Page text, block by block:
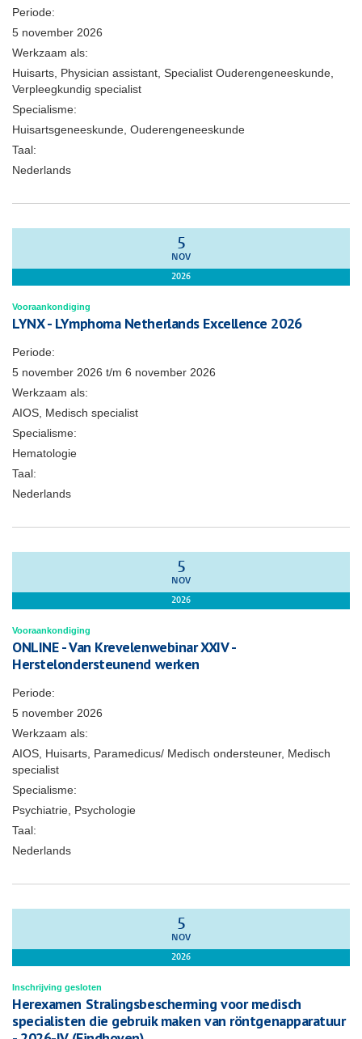
Periode:
5 november 2026
Werkzaam als:
Huisarts, Physician assistant, Specialist Ouderengeneeskunde,
Verpleegkundig specialist
Specialisme:
Huisartsgeneeskunde, Ouderengeneeskunde
Taal:
Nederlands
5
NOV
2026
Vooraankondiging
LYNX - LYmphoma Netherlands Excellence 2026
Periode:
5 november 2026 t/m 6 november 2026
Werkzaam als:
AIOS, Medisch specialist
Specialisme:
Hematologie
Taal:
Nederlands
5
NOV
2026
Vooraankondiging
ONLINE - Van Krevelenwebinar XXIV -
Herstelondersteunend werken
Periode:
5 november 2026
Werkzaam als:
AIOS, Huisarts, Paramedicus/ Medisch ondersteuner, Medisch
specialist
Specialisme:
Psychiatrie, Psychologie
Taal:
Nederlands
5
NOV
2026
Inschrijving gesloten
Herexamen Stralingsbescherming voor medisch
specialisten die gebruik maken van röntgenapparatuur